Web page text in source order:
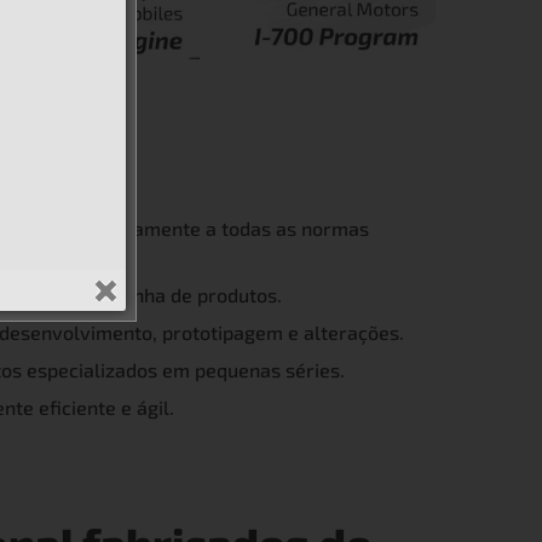
atendem plenamente a todas as normas
de cada linha de produtos.
prototipagem e alterações.
especializados em pequenas séries.
eficiente e ágil.